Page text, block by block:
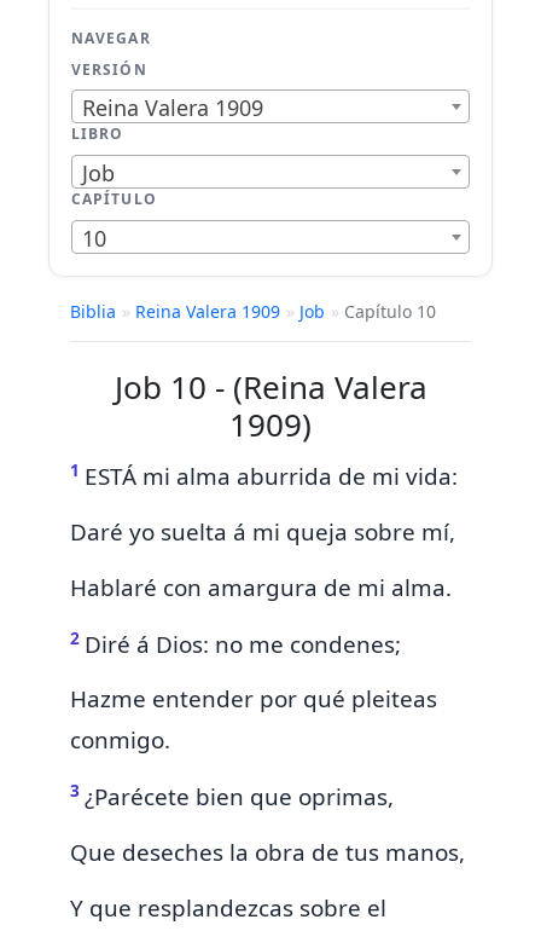
NAVEGAR
VERSIÓN
Reina Valera 1909
LIBRO
Job
CAPÍTULO
10
Biblia » Reina Valera 1909 » Job » Capítulo 10
Job 10 - (Reina Valera
1909)
1 ESTÁ mi alma aburrida de mi vida:
Daré yo suelta á mi queja sobre mí,
Hablaré con amargura de mi alma.
2 Diré á Dios: no me condenes;
Hazme entender por qué pleiteas
conmigo.
3 ¿Parécete bien que oprimas,
Que deseches la obra de tus manos,
Y que resplandezcas sobre el